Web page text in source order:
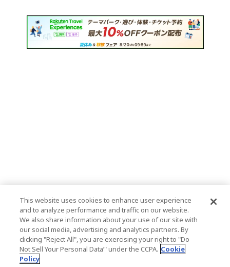
This website uses cookies to enhance user experience
and to analyze performance and traffic on our website.
We also share information about your use of our site with
our social media, advertising and analytics partners. By
clicking "Reject All", you are exercising your right to "Do
Not Sell Your Personal Data’" under the CCPA. Cookie
Policy